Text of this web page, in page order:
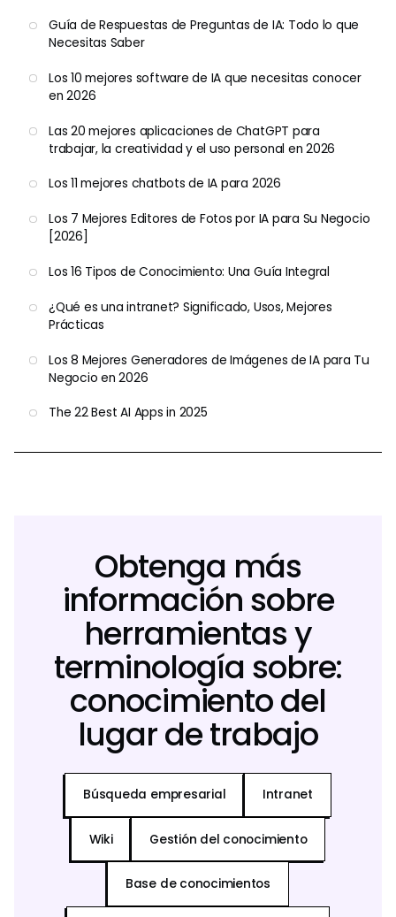
Guía de Respuestas de Preguntas de IA: Todo lo que
Necesitas Saber
Los 10 mejores software de IA que necesitas conocer
en 2026
Las 20 mejores aplicaciones de ChatGPT para
trabajar, la creatividad y el uso personal en 2026
Los 11 mejores chatbots de IA para 2026
Los 7 Mejores Editores de Fotos por IA para Su Negocio
[2026]
Los 16 Tipos de Conocimiento: Una Guía Integral
¿Qué es una intranet? Significado, Usos, Mejores
Prácticas
Los 8 Mejores Generadores de Imágenes de IA para Tu
Negocio en 2026
The 22 Best AI Apps in 2025
Obtenga más
información sobre
herramientas y
terminología sobre:
conocimiento del
lugar de trabajo
Búsqueda empresarial Intranet
Wiki Gestión del conocimiento
Base de conocimientos